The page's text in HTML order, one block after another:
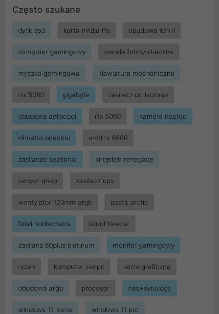
Często szukane
dysk ssd karta nvidia rtx obudowa lian li
komputer gamingowy panele fotowoltaiczne
myszka gamingowa klawiatura mechaniczna
rtx 5080 gigabyte zasilacz do laptopa
obudowa aerocool rtx 5060 kamera neotec
klimator onecool amd rx 6600
zasilacze seasonic kingston renegade
serwer qnap zasilacz ups
wentylator 120mm argb pasta arctic
fotel noblechairs liquid freezer
zasilacz 80plus platinum monitor gamingowy
ryzen komputer zenpc karta graficzna
obudowa argb procesor nas+synology
windows 11 home windows 11 pro